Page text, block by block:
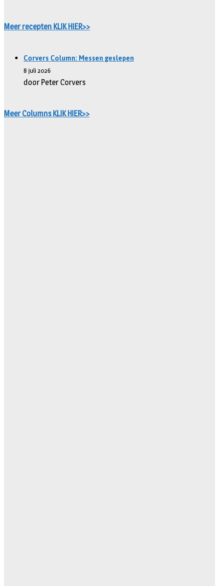
Meer recepten KLIK HIER>>
Corvers Column: Messen geslepen
8 juli 2026
door Peter Corvers
Meer Columns KLIK HIER>>